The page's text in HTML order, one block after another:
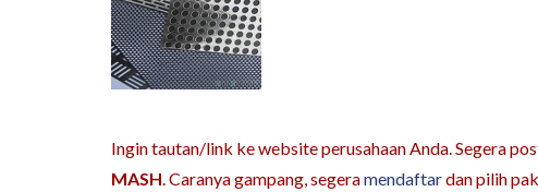
Ingin tautan/link ke website perusahaan Anda. Segera
MASH. Caranya gampang, segeramendaftardan pilih